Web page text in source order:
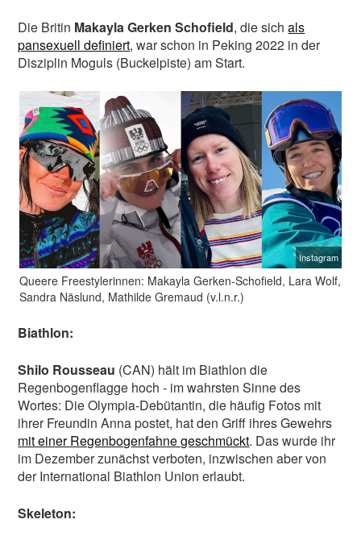
Die Britin Makayla Gerken Schofield, die sichals
pansexuell definiert, war schon in Peking 2022 in der
Disziplin Moguls (Buckelpiste) am Start.
Instagram
Queere Freestylerinnen: Makayla Gerken-Schofield, Lara Wolf,
Sandra Näslund, Mathilde Gremaud (v.l.n.r.)
Biathlon:
Shilo Rousseau (CAN) hält im Biathlon die
Regenbogenflagge hoch - im wahrsten Sinne des
Wortes: Die Olympia-Debütantin, die häufig Fotos mit
ihrer Freundin Anna postet, hat den Griff ihres Gewehrs
mit einer Regenbogenfahne geschmückt. Das wurde ihr
im Dezember zunächst verboten, inzwischen aber von
der International Biathlon Union erlaubt.
Skeleton: